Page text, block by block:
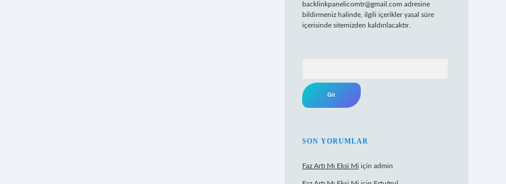
backlinkpanelicomtr@gmail.com adresine
bildirmeniz halinde, ilgili içerikler yasal süre
içerisinde sitemizden kaldırılacaktır.
SON YORUMLAR
Faz Artı Mı Eksi Mi için admin